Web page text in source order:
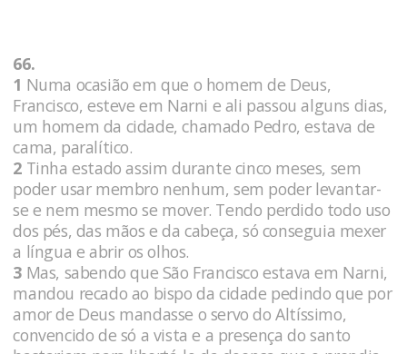
66.
1 Numa ocasião em que o homem de Deus,
Francisco, esteve em Narni e ali passou alguns dias,
um homem da cidade, chamado Pedro, estava de
cama, paralítico.
2 Tinha estado assim durante cinco meses, sem
poder usar membro nenhum, sem poder levantar-
se e nem mesmo se mover. Tendo perdido todo uso
dos pés, das mãos e da cabeça, só conseguia mexer
a língua e abrir os olhos.
3 Mas, sabendo que São Francisco estava em Narni,
mandou recado ao bispo da cidade pedindo que por
amor de Deus mandasse o servo do Altíssimo,
convencido de só a vista e a presença do santo